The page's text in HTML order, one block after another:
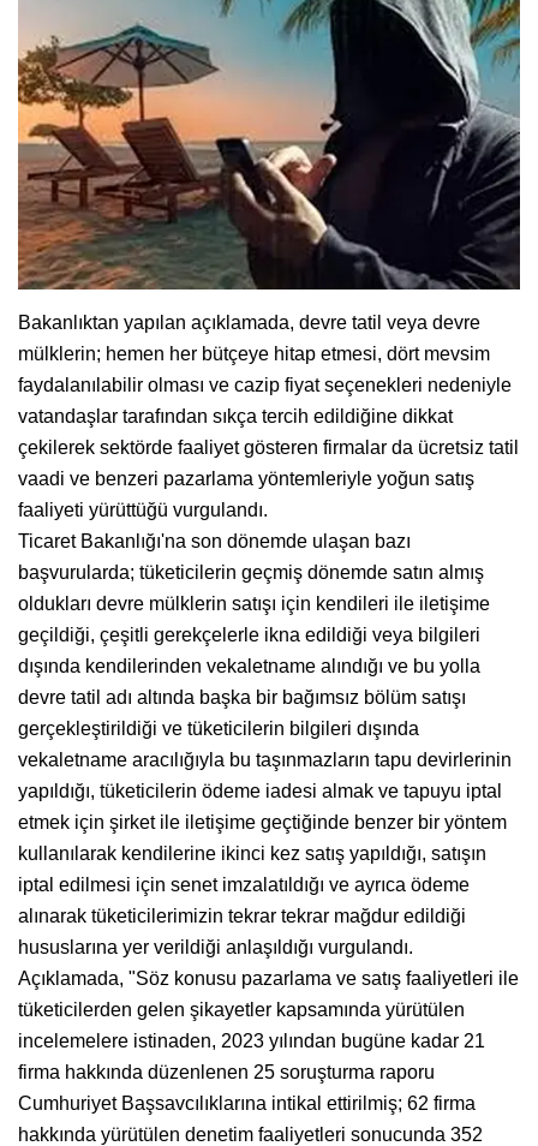
Bakanlıktan yapılan açıklamada, devre tatil veya devre
mülklerin; hemen her bütçeye hitap etmesi, dört mevsim
faydalanılabilir olması ve cazip fiyat seçenekleri nedeniyle
vatandaşlar tarafından sıkça tercih edildiğine dikkat
çekilerek sektörde faaliyet gösteren firmalar da ücretsiz tatil
vaadi ve benzeri pazarlama yöntemleriyle yoğun satış
faaliyeti yürüttüğü vurgulandı.
Ticaret Bakanlığı'na son dönemde ulaşan bazı
başvurularda; tüketicilerin geçmiş dönemde satın almış
oldukları devre mülklerin satışı için kendileri ile iletişime
geçildiği, çeşitli gerekçelerle ikna edildiği veya bilgileri
dışında kendilerinden vekaletname alındığı ve bu yolla
devre tatil adı altında başka bir bağımsız bölüm satışı
gerçekleştirildiği ve tüketicilerin bilgileri dışında
vekaletname aracılığıyla bu taşınmazların tapu devirlerinin
yapıldığı, tüketicilerin ödeme iadesi almak ve tapuyu iptal
etmek için şirket ile iletişime geçtiğinde benzer bir yöntem
kullanılarak kendilerine ikinci kez satış yapıldığı, satışın
iptal edilmesi için senet imzalatıldığı ve ayrıca ödeme
alınarak tüketicilerimizin tekrar tekrar mağdur edildiği
hususlarına yer verildiği anlaşıldığı vurgulandı.
Açıklamada, "Söz konusu pazarlama ve satış faaliyetleri ile
tüketicilerden gelen şikayetler kapsamında yürütülen
incelemelere istinaden, 2023 yılından bugüne kadar 21
firma hakkında düzenlenen 25 soruşturma raporu
Cumhuriyet Başsavcılıklarına intikal ettirilmiş; 62 firma
hakkında yürütülen denetim faaliyetleri sonucunda 352